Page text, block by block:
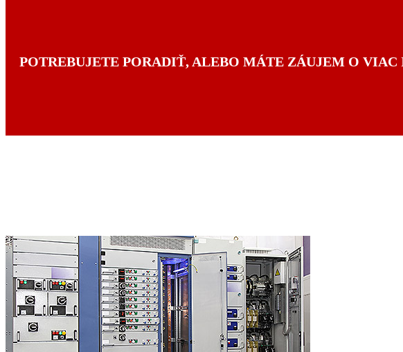
POTREBUJETE PORADIŤ, ALEBO MÁTE ZÁUJEM O